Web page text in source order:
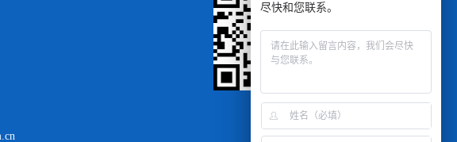
手机浏览查看
尽快和您联系。